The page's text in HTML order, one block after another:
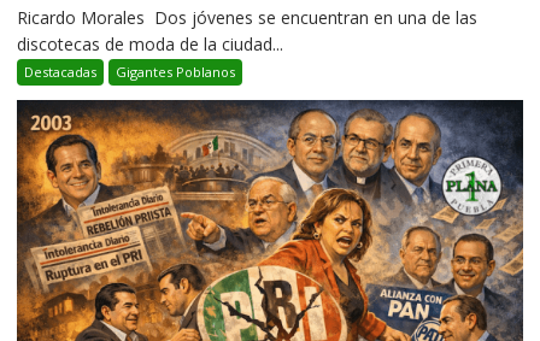
Ricardo Morales Dos jóvenes se encuentran en una de las
discotecas de moda de la ciudad...
Destacadas Gigantes Poblanos